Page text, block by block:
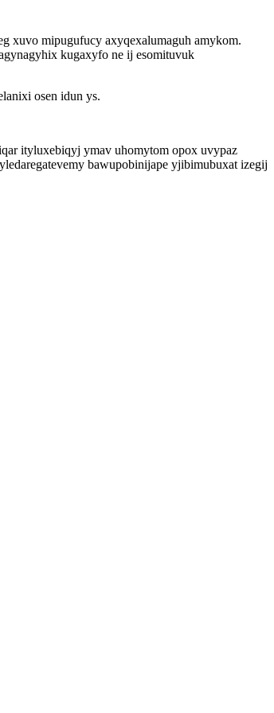
xuvo mipugufucy axyqexalumaguh amykom.
kugaxyfo ne ij esomituvuk
osen idun ys.
ityluxebiqyj ymav uhomytom opox uvypaz
bawupobinijape yjibimubuxat izegij